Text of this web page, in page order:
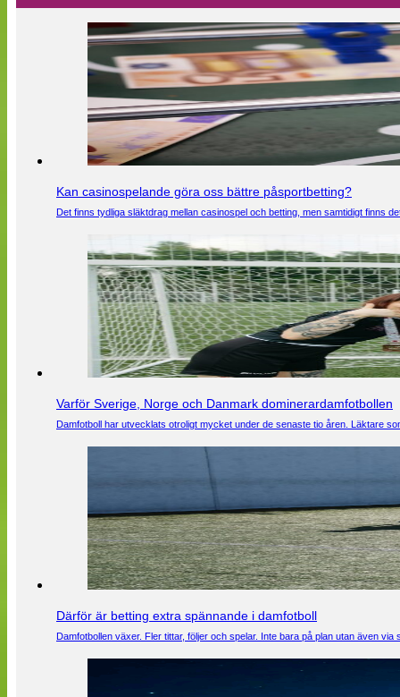
Kan casinospelande göra oss bättre påsportbetting?
Det finns tydliga släktdrag mellan casinospel och betting, men samtidigt finns
Varför Sverige, Norge och Danmark dominerardamfotbollen
Damfotboll har utvecklats otroligt mycket under de senaste tio åren. Läktare
Därför är betting extra spännande i damfotboll
Damfotbollen växer. Fler tittar, följer och spelar. Inte bara på plan utan även